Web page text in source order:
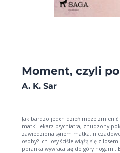
Moment, czyli
A. K. Sar
Jak bardzo jeden dzień może zmienić
matki lekarz psychiatra, znudzony
zawiedziona synem matka,
osoby? Ich losy ściśle wiążą się z
poranka wywraca się do góry nogami.